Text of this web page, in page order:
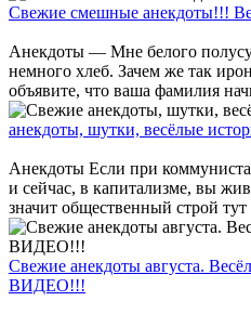
Свежие смешные анекдоты!!!
Анекдоты — Мне белого
немного хлеб. Зачем же так
объявите, что ваша фамилия
анекдоты, шутки, весёлые
Анекдоты Если при
и сейчас, в капитализме, вы
значит общественный строй
Свежие анекдоты августа.
ВИДЕО!!!